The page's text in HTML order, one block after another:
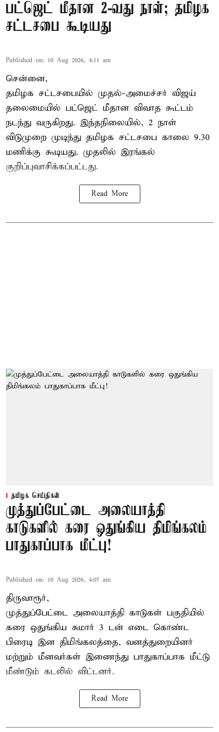
பட்ஜெட் மீதான 2-வது நாள்; தமிழக
சட்டசபை கூடியது
Published on: 10 Aug 2026, 4:11 am
சென்னை,
தமிழக சட்டசபையில் முதல்-அமைச்சர் விஜய்
தலைமையில் பட்ஜெட் மீதான விவாத கூட்டம்
நடந்து வருகிறது. இந்தநிலையில், 2 நாள்
விடுமுறை முடிந்து தமிழக சட்டசபை காலை 9.30
மணிக்கு கூடியது. முதலில் இரங்கல்
குறிப்புவாசிக்கப்பட்டது.
Read More
தமிழக செய்திகள்
முத்துப்பேட்டை அலையாத்தி
காடுகளில் கரை ஒதுங்கிய திமிங்கலம்
பாதுகாப்பாக மீட்பு!
Published on: 10 Aug 2026, 4:07 am
திருவாரூர்,
முத்துப்பேட்டை அலையாத்தி காடுகள் பகுதியில்
கரை ஒதுங்கிய சுமார் 3 டன் எடை கொண்ட
பிரைடி இன திமிங்கலத்தை, வனத்துறையினர்
மற்றும் மீனவர்கள் இணைந்து பாதுகாப்பாக மீட்டு
மீண்டும் கடலில் விட்டனர்.
Read More